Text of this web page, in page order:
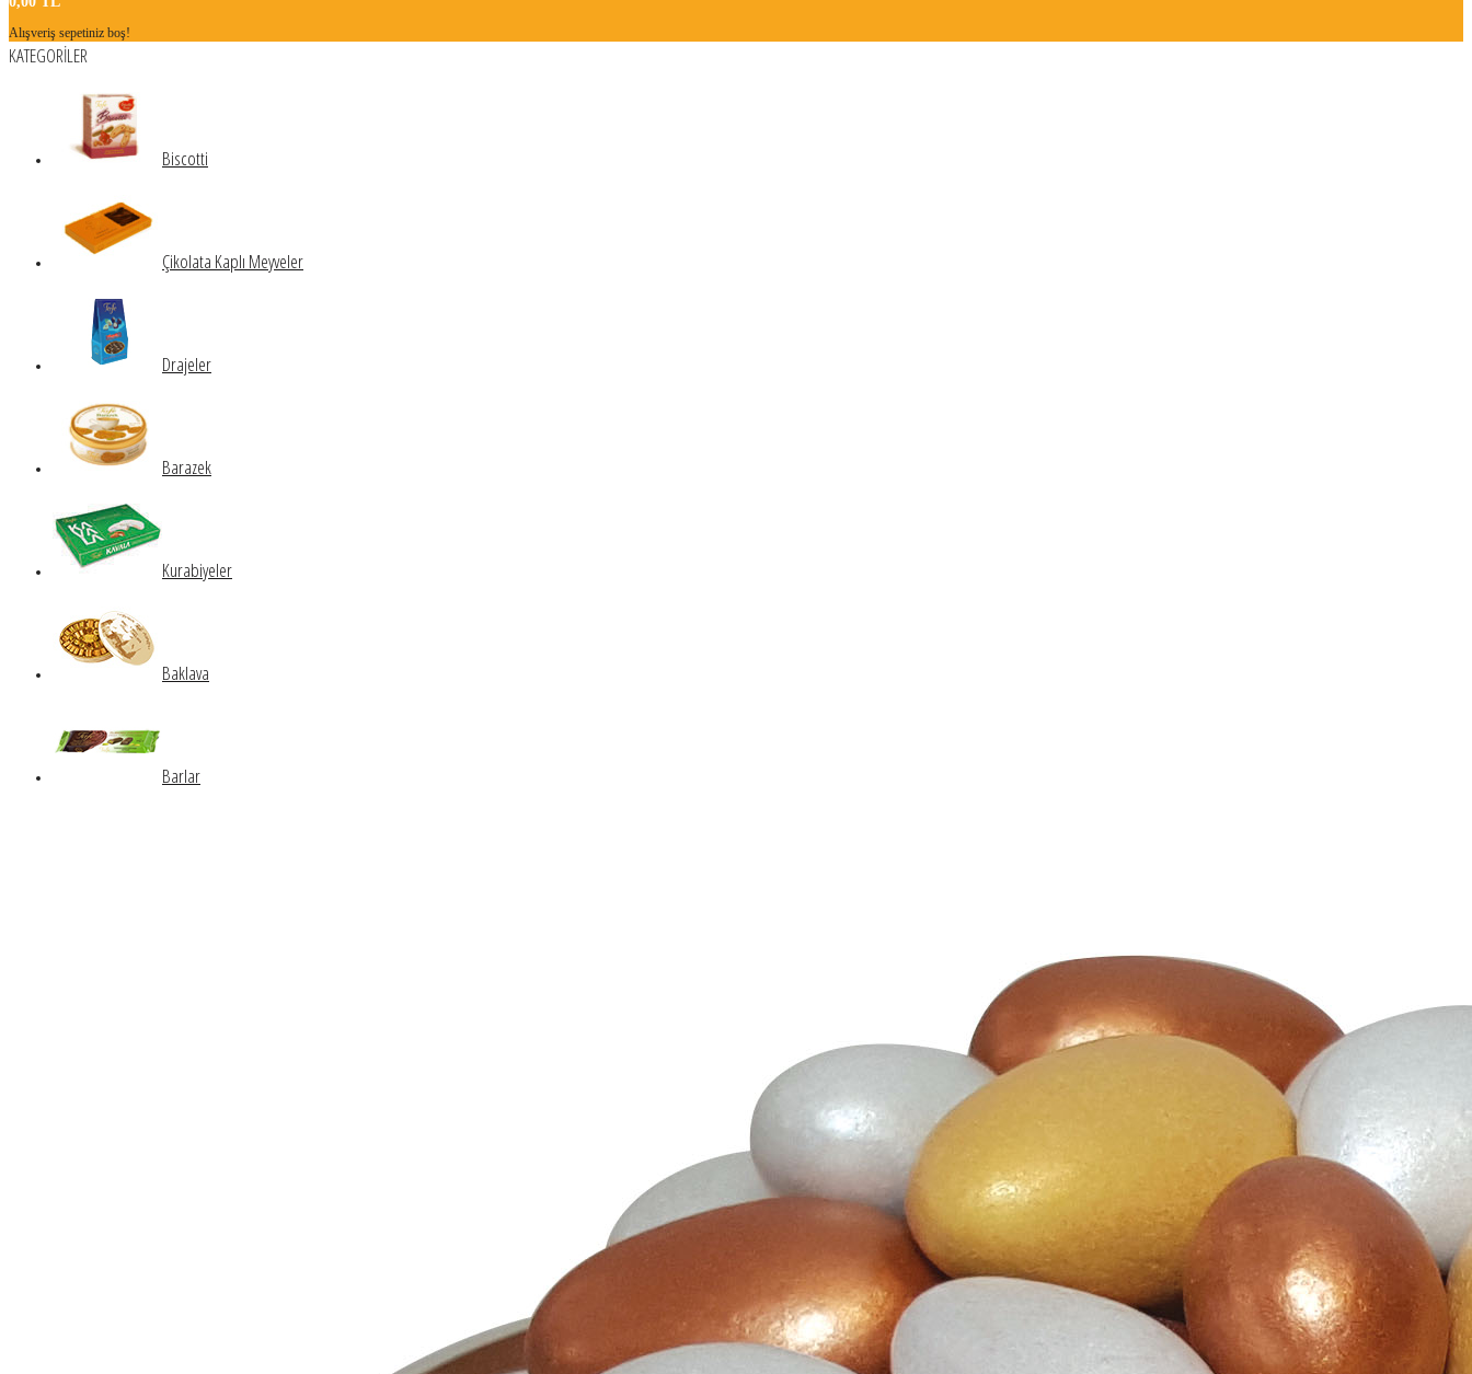
Alışveriş sepetiniz boş!
KATEGORİLER
Biscotti
Çikolata Kaplı Meyveler
Drajeler
Barazek
Kurabiyeler
Baklava
Barlar